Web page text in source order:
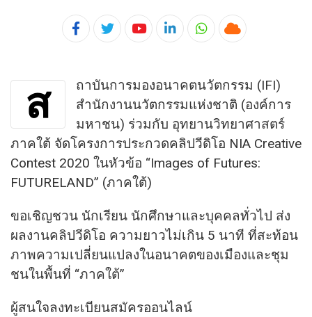
YoutubeLinkedInWhatsapp
Cloud
ส
ถาบันการมองอนาคตนวัตกรรม (IFI)
สำนักงานนวัตกรรมแห่งชาติ (องค์การ
มหาชน) ร่วมกับ อุทยานวิทยาศาสตร์
ภาคใต้ จัดโครงการประกวดคลิปวีดิโอ NIA Creative
Contest 2020 ในหัวข้อ “Images of Futures:
FUTURELAND” (ภาคใต้)
ขอเชิญชวน นักเรียน นักศึกษาและบุคคลทั่วไป ส่ง
ผลงานคลิปวีดิโอ ความยาวไม่เกิน 5 นาที ที่สะท้อน
ภาพความเปลี่ยนแปลงในอนาคตของเมืองและชุม
ชนในพื้นที่ “ภาคใต้”
ผู้สนใจลงทะเบียนสมัครออนไลน์